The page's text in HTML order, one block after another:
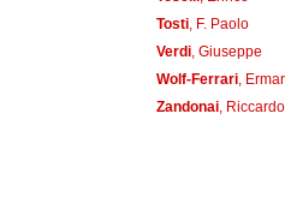
Tosti, F. Paolo
Verdi, Giuseppe
Wolf-Ferrari,
Zandonai, Riccardo